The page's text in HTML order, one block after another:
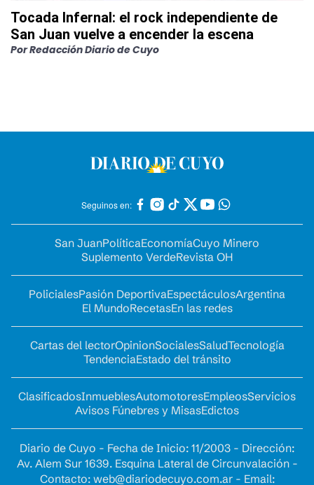
Tocada Infernal: el rock independiente de
San Juan vuelve a encender la escena
PorRedacción Diario de Cuyo
Seguinos en:
San JuanPolíticaEconomíaCuyo Minero
Suplemento VerdeRevista OH
PolicialesPasión DeportivaEspectáculosArgentina
El MundoRecetasEn las redes
Cartas del lectorOpinionSocialesSaludTecnología
TendenciaEstado del tránsito
ClasificadosInmueblesAutomotoresEmpleosServicios
Avisos Fúnebres y MisasEdictos
Diario de Cuyo - Fecha de Inicio: 11/2003 - Dirección:
Av. Alem Sur 1639. Esquina Lateral de Circunvalación -
Contacto: web@diariodecuyo.com.ar- Email: